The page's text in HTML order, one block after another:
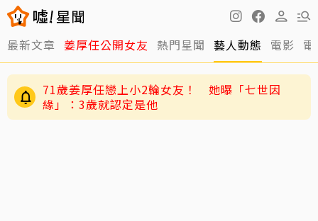
最新文章 姜厚任公開女友 熱門星聞 藝人動態 電影
黃明志二舅孤身死在新加坡！遺體一週後才被發
現 曝奉獻異鄉40年人生